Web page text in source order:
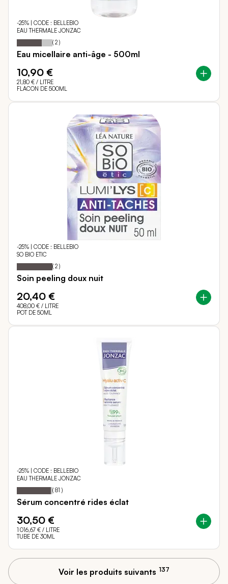
-25% | CODE : BELLEBIO
EAU THERMALE JONZAC
Notation: 70
% of
( 2 )
Eau micellaire anti-âge - 500ml
10,90 €
21,80 € / LITRE
FLACON DE 500ML
-25% | CODE : BELLEBIO
SO BIO ETIC
Notation: 100
% of
( 2 )
Soin peeling doux nuit
20,40 €
408,00 € / LITRE
POT DE 50ML
-25% | CODE : BELLEBIO
EAU THERMALE JONZAC
Notation: 95
% of
( 81 )
Sérum concentré rides éclat
30,50 €
1 016,67 € / LITRE
TUBE DE 30ML
Voir les produits suivants 137